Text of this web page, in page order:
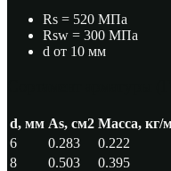
Rs = 520 МПа
Rsw = 300 МПа
d от 10 мм
d, мм As, см2 Масса, кг/
6
0.283 0.222
8
0.503 0.395